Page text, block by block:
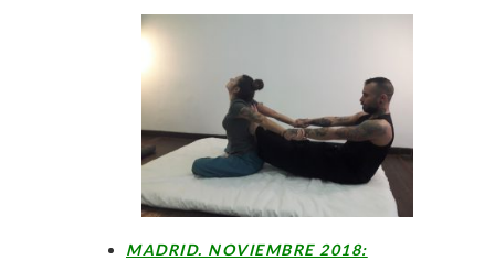
MADRID. NOVIEMBRE 2018: